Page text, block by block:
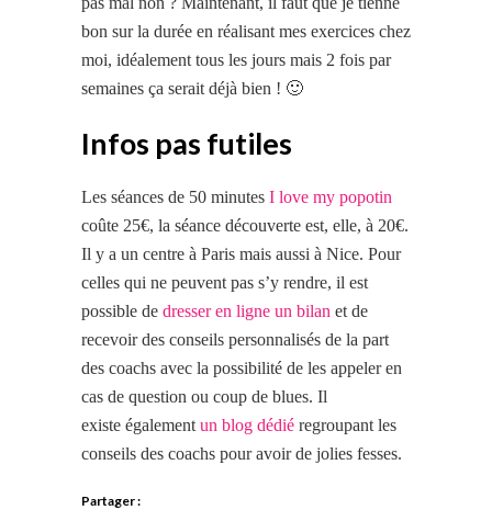
bon sur la durée en réalisant mes exercices chez
moi, idéalement tous les jours mais 2 fois par
semaines ça serait déjà bien ! 🙂
Infos pas futiles
Les séances de 50 minutes I love my popotin
coûte 25€, la séance découverte est, elle, à 20€.
Il y a un centre à Paris mais aussi à Nice. Pour
celles qui ne peuvent pas s’y rendre, il est
possible de dresser en ligne un bilan et de
recevoir des conseils personnalisés de la part
des coachs avec la possibilité de les appeler en
cas de question ou coup de blues. Il
existe également un blog dédié regroupant les
conseils des coachs pour avoir de jolies fesses.
Partager :